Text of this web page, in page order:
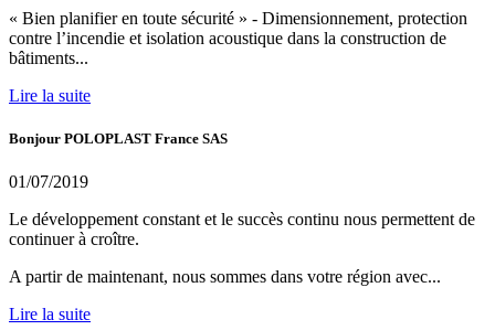
« Bien planifier en toute sécurité » - Dimensionnement, protection
contre l’incendie et isolation acoustique dans la construction de
bâtiments...
Lire la suite
Bonjour POLOPLAST France SAS
01/07/2019
Le développement constant et le succès continu nous permettent de
continuer à croître.
A partir de maintenant, nous sommes dans votre région avec...
Lire la suite